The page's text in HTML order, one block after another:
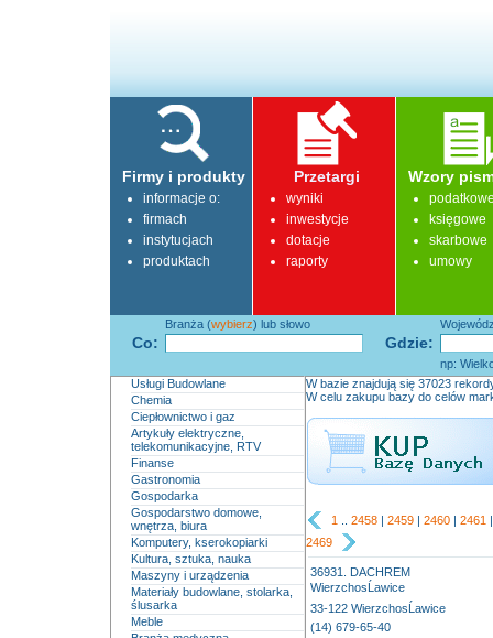
Firmy i produkty
informacje o:
firmach
instytucjach
produktach
Przetargi
wyniki
inwestycje
dotacje
raporty
Wzory
księgowe
skarbowe
umowy
Co: Gdzie:
Branża (wybierz) lub słowo
np:
Usługi Budowlane
Chemia
Ciepłownictwo i gaz
Artykuły elektryczne,
telekomunikacyjne, RTV
Finanse
Gastronomia
Gospodarka
Gospodarstwo domowe,
wnętrza, biura
Komputery, kserokopiarki
Kultura, sztuka, nauka
Maszyny i urządzenia
Materiały budowlane, stolarka,
ślusarka
Meble
W bazie znajdują się 37023
W celu zakupu bazy do celów
1 2458 | 2459 | 2460 | 2461
2469
36931. DACHREM
WierzchosĹawice
33-122 WierzchosĹawice
(14) 679-65-40